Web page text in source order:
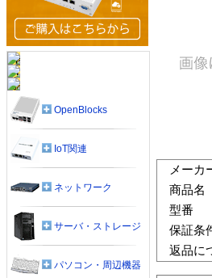
メーカ
商品名
型番
保証条
返品に
OpenBlocks
IoT関連
ネットワーク
サーバ・ストレージ
パソコン・周辺機器